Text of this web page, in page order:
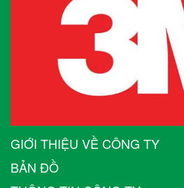
GIỚI THIỆU VỀ CÔNG TY
BẢN ĐỒ